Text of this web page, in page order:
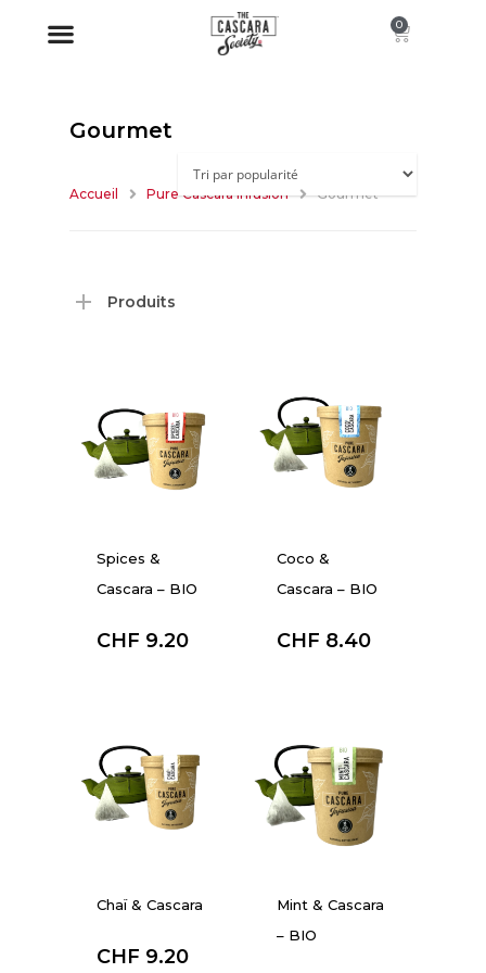
0
Gourmet
Accueil Pure Cascara Infusion Gourmet
Produits
Spices &
Cascara – BIO
CHF 9.20
Coco &
Cascara – BIO
CHF 8.40
Chaï & Cascara
CHF 9.20
Mint & Cascara
– BIO